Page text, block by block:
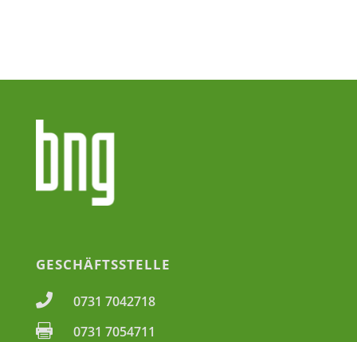
GESCHÄFTSSTELLE
 0731 7042718
 0731 7054711